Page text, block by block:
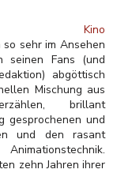
Kino
sehr im Ansehen
seinen Fans (und
abgöttisch
Mischung aus
brillant
gesprochenen und
und den rasant
zehn Jahren ihrer